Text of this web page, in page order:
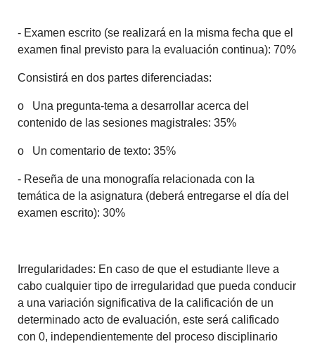
- Examen escrito (se realizará en la misma fecha que el
examen final previsto para la evaluación continua): 70%
Consistirá en dos partes diferenciadas:
o Una pregunta-tema a desarrollar acerca del
contenido de las sesiones magistrales: 35%
o Un comentario de texto: 35%
- Reseña de una monografía relacionada con la
temática de la asignatura (deberá entregarse el día del
examen escrito): 30%
Irregularidades: En caso de que el estudiante lleve a
cabo cualquier tipo de irregularidad que pueda conducir
a una variación significativa de la calificación de un
determinado acto de evaluación, este será calificado
con 0, independientemente del proceso disciplinario